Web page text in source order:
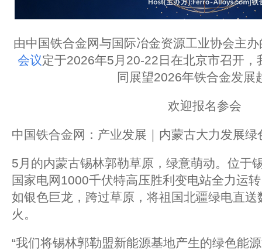
由中国铁合金网与国际冶金资源工业协会主办
会议定于2026年5月20-22日在北京市召开，
同展望2026年铁合金发展
欢迎报名参会
中国铁合金网：产业发展｜内蒙古大力发展绿
5月的内蒙古锡林郭勒草原，绿意萌动。位于
国家电网1000千伏特高压胜利变电站全力运
如银色巨龙，跨过草原，将祖国北疆绿电直
火。
“我们将锡林郭勒盟新能源基地产生的绿色能